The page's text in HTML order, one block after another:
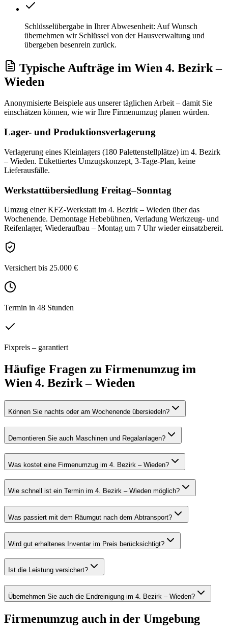
Schlüsselübergabe in Ihrer Abwesenheit: Auf Wunsch
übernehmen wir Schlüssel von der Hausverwaltung und
übergeben besenrein zurück.
Typische Aufträge im Wien 4. Bezirk –
Wieden
Anonymisierte Beispiele aus unserer täglichen Arbeit – damit Sie
einschätzen können, wie wir Ihre Firmenumzug planen würden.
Lager- und Produktionsverlagerung
Verlagerung eines Kleinlagers (180 Palettenstellplätze) im 4. Bezirk
– Wieden. Etikettiertes Umzugskonzept, 3-Tage-Plan, keine
Lieferausfälle.
Werkstattübersiedlung Freitag–Sonntag
Umzug einer KFZ-Werkstatt im 4. Bezirk – Wieden über das
Wochenende. Demontage Hebebühnen, Verladung Werkzeug- und
Reifenlager, Wiederaufbau – Montag um 7 Uhr wieder einsatzbereit.
Versichert bis 25.000 €
Termin in 48 Stunden
Fixpreis – garantiert
Häufige Fragen zu Firmenumzug im
Wien 4. Bezirk – Wieden
Können Sie nachts oder am Wochenende übersiedeln?
Demontieren Sie auch Maschinen und Regalanlagen?
Was kostet eine Firmenumzug im 4. Bezirk – Wieden?
Wie schnell ist ein Termin im 4. Bezirk – Wieden möglich?
Was passiert mit dem Räumgut nach dem Abtransport?
Wird gut erhaltenes Inventar im Preis berücksichtigt?
Ist die Leistung versichert?
Übernehmen Sie auch die Endreinigung im 4. Bezirk – Wieden?
Firmenumzug auch in der Umgebung